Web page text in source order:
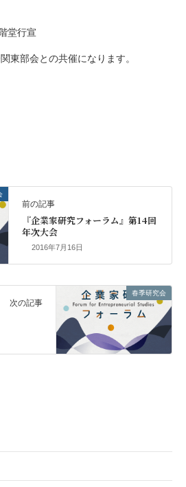
堂行宣
東部会との共催になります。
前の記事
『企業家研究フォーラム』第14回
年次大会
2016年7月16日
春季研究会
次の記事